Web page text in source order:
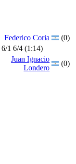
Federico Coria
(0)
6/1 6/4 (1:14)
Juan Ignacio
Londero
(0)